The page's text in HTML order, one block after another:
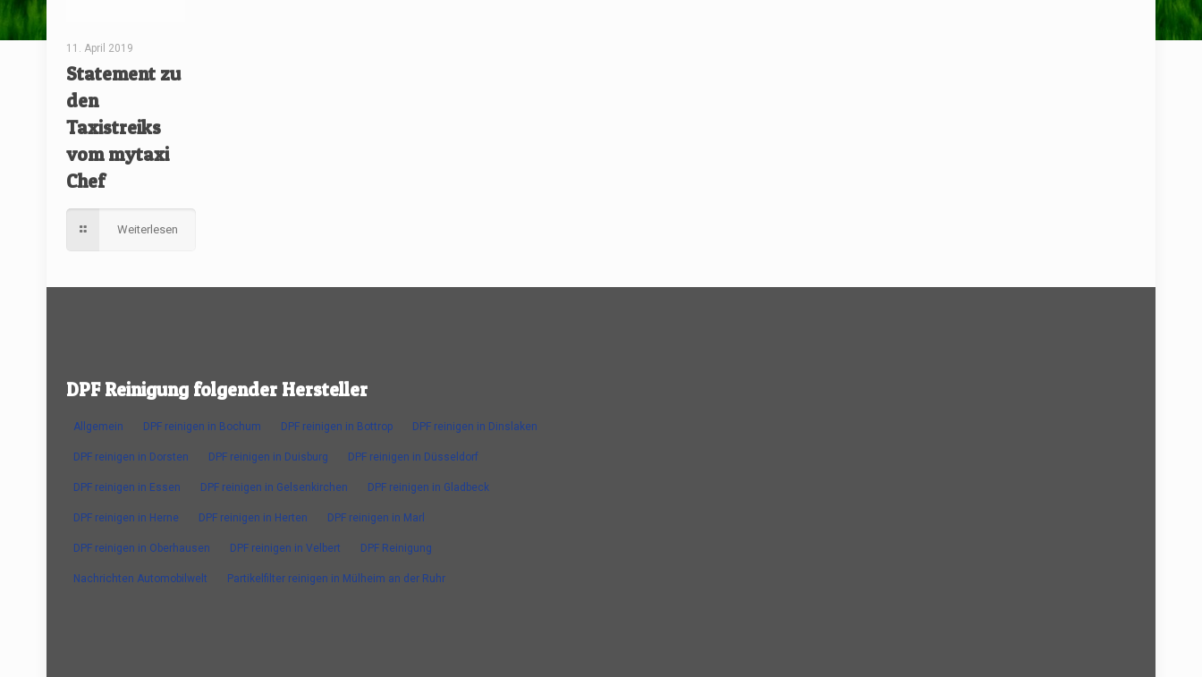
11. April 2019
Statement zu
den
Taxistreiks
vom mytaxi
Chef
Weiterlesen
DPF Reinigung folgender Hersteller
Allgemein DPF reinigen in Bochum DPF reinigen in Bottrop DPF reinigen in Dinslaken
DPF reinigen in Dorsten DPF reinigen in Duisburg DPF reinigen in Düsseldorf
DPF reinigen in Essen DPF reinigen in Gelsenkirchen DPF reinigen in Gladbeck
DPF reinigen in Herne DPF reinigen in Herten DPF reinigen in Marl
DPF reinigen in Oberhausen DPF reinigen in Velbert DPF Reinigung
Nachrichten Automobilwelt Partikelfilter reinigen in Mülheim an der Ruhr